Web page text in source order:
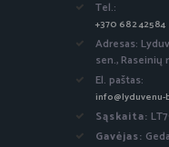
Tel.:
+370 682 42584
Adresas:
sen., Raseinių
El. paštas:
Sąskaita:
Gavėjas: